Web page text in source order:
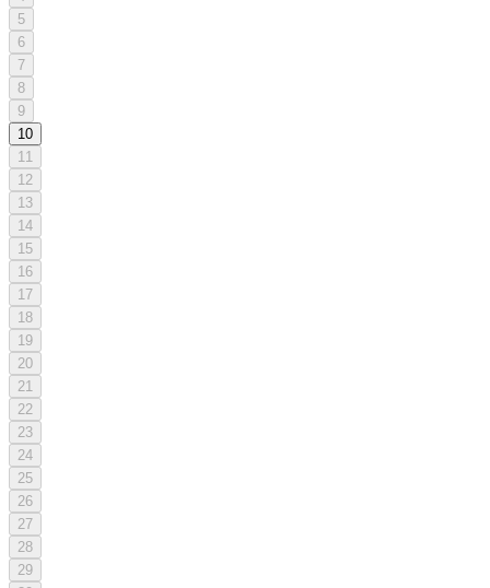
5
6
7
8
9
10
11
12
13
14
15
16
17
18
19
20
21
22
23
24
25
26
27
28
29